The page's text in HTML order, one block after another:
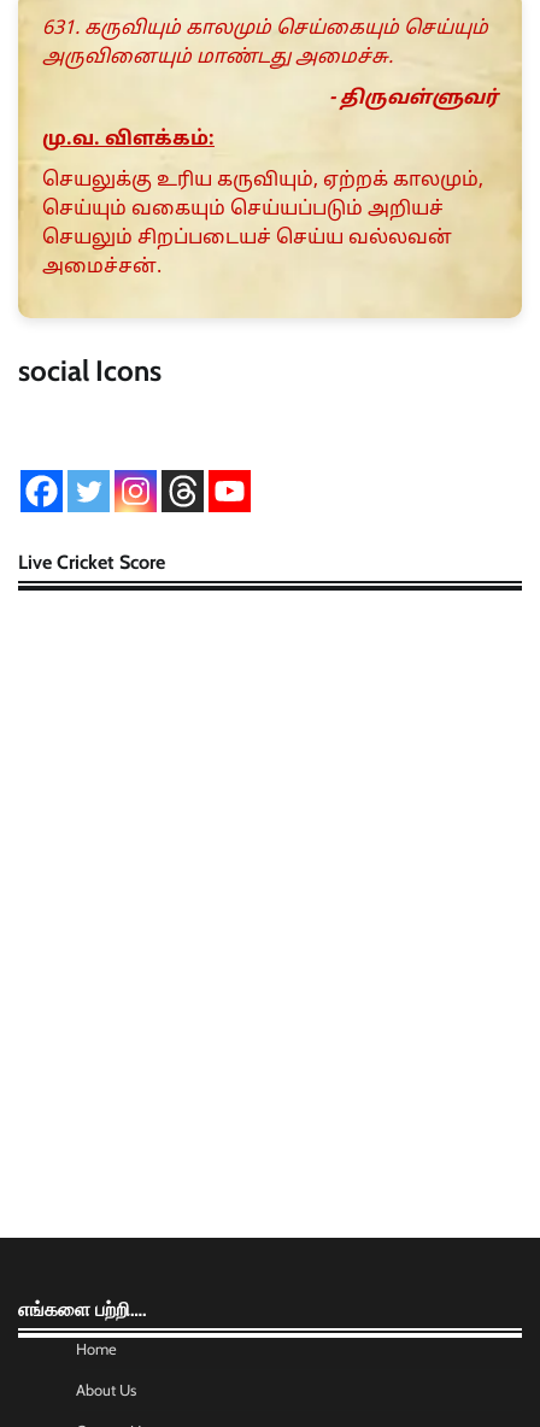
631. கருவியும் காலமும் செய்கையும் செய்யும்
அருவினையும் மாண்டது அமைச்சு.
- திருவள்ளுவர்
மு.வ. விளக்கம்:
செயலுக்கு உரிய கருவியும், ஏற்றக் காலமும்,
செய்யும் வகையும் செய்யப்படும் அறியச்
செயலும் சிறப்படையச் செய்ய வல்லவன்
அமைச்சன்.
social Icons
Live Cricket Score
எங்களை பற்றி….
Home
About Us